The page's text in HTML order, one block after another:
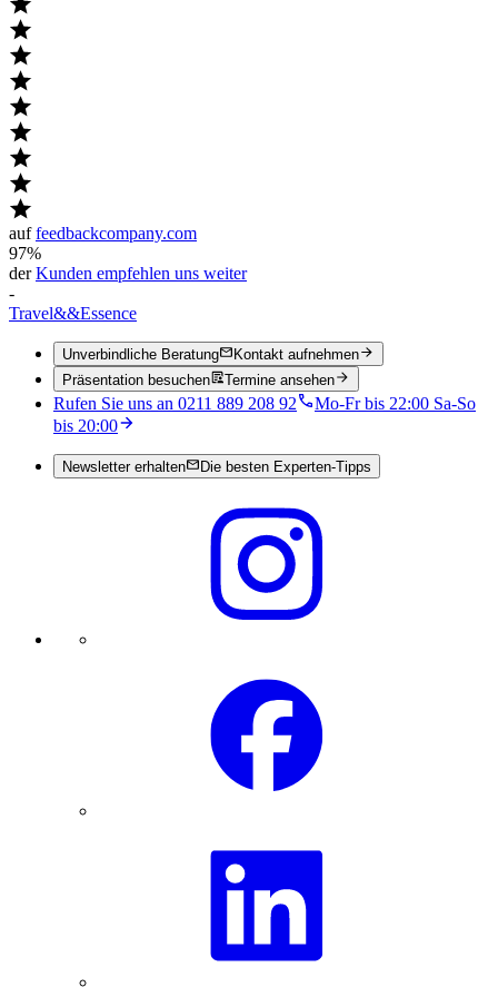
auffeedbackcompany.com
97%
derKunden empfehlen uns weiter
-
Travel&&Essence
Unverbindliche Beratung
Kontakt aufnehmen
Präsentation besuchen
Termine ansehen
Rufen Sie uns an 0211 889 208 92
Mo-Fr bis 22:00 Sa-So
bis 20:00
Newsletter erhalten Die besten Experten-Tipps